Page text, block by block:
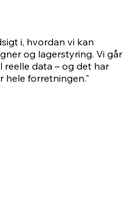
i, hvordan vi kan
og lagerstyring. Vi går
reelle data – og det har
forretningen."